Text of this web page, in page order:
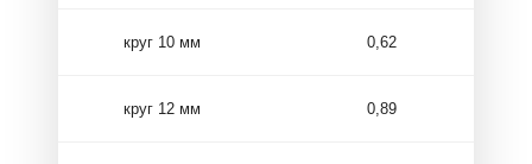
круг 10 мм 0,62
круг 12 мм 0,89